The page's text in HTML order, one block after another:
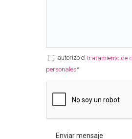
autorizo eltratamiento de
personales*